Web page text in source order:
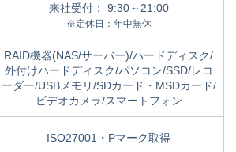
来社受付： 9:30～21:00
※定休日：年中無休
RAID機器(NAS/サーバー)/ハードディスク/
外付けハードディスク/パソコン/SSD/レコ
ーダー/USBメモリ/SDカード・MSDカード/
ビデオカメラ/スマートフォン
ISO27001・Pマーク取得